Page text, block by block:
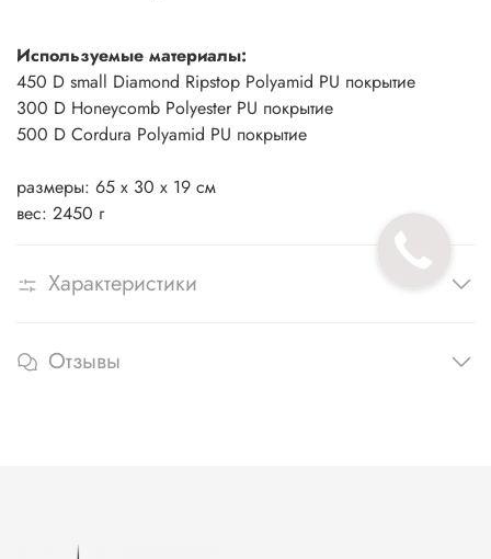
Используемые материалы:
450 D small Diamond Ripstop Polyamid PU покрытие
300 D Honeycomb Polyester PU покрытие
500 D Cordura Polyamid PU покрытие
размеры: 65 x 30 x 19 см
вес: 2450 г
Характеристики
Отзывы